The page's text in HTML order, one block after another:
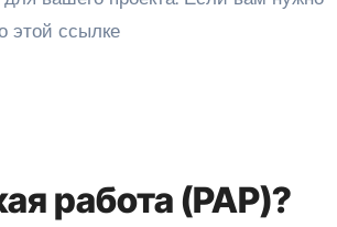
этой ссылке
работа (РАР)?